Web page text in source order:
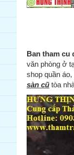
Ban tham cu
văn phòng ở
shop quần
sàn cũ tòa